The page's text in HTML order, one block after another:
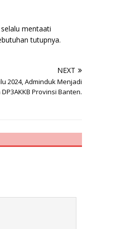
mentaati
tutupnya.
NEXT
2024, Adminduk Menjadi
Provinsi Banten.